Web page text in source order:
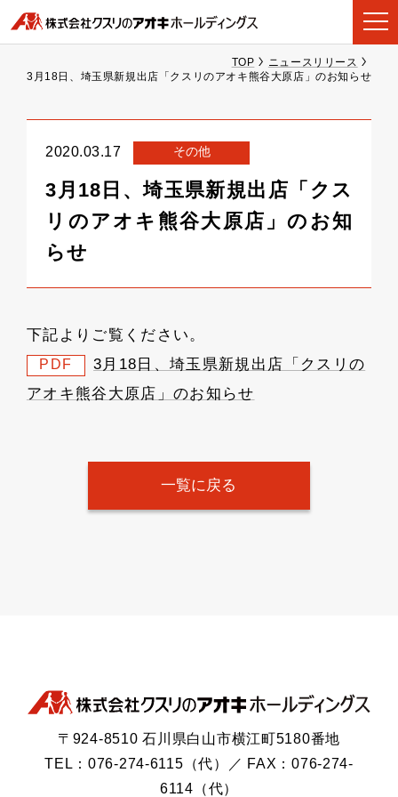
TOP
ニュースリリース
3月18日、埼玉県新規出店「クスリのアオキ熊谷大原店」のお知らせ
2020.03.17 その他
3月18日、埼玉県新規出店「クス
リのアオキ熊谷大原店」のお知
らせ
下記よりご覧ください。
PDF
3月18日、埼玉県新規出店「クスリの
アオキ熊谷大原店」のお知らせ
一覧に戻る
〒924-8510 石川県白山市横江町5180番地
TEL：076-274-6115（代）／ FAX：076-274-
6114（代）